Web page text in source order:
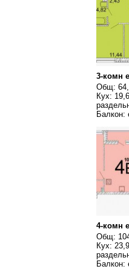
3-комн
Общ:
Кух:
Балкон:
4-комн
Общ:
Кух:
Балкон: